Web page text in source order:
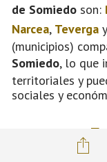
de Somiedo son:
Narcea, Teverga y
(municipios)
Somiedo, lo que
territoriales y
sociales y